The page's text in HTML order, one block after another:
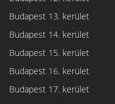
Budapest 13. kerület
Budapest 14. kerület
Budapest 15. kerület
Budapest 16. kerület
Budapest 17. kerület